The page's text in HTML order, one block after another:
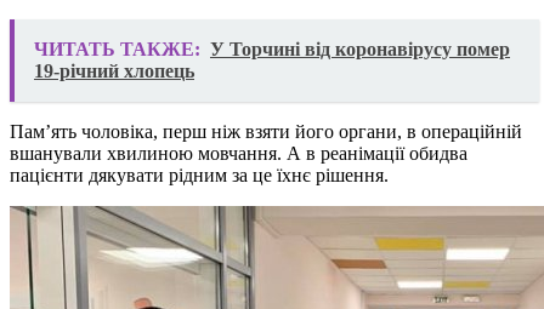
ЧИТАТЬ ТАКЖЕ: У Торчині від коронавірусу помер
19-річний хлопець
Пам’ять чоловіка, перш ніж взяти його органи, в операційній
вшанували хвилиною мовчання. А в реанімації обидва
пацієнти дякувати рідним за це їхнє рішення.